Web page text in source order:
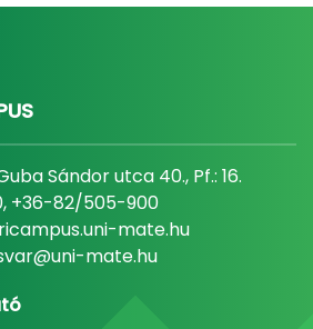
Sándor utca 40., Pf.: 16.
+36-82/505-900
mate.hu
mate.hu